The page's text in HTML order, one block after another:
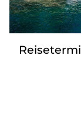
Kontakt
Job